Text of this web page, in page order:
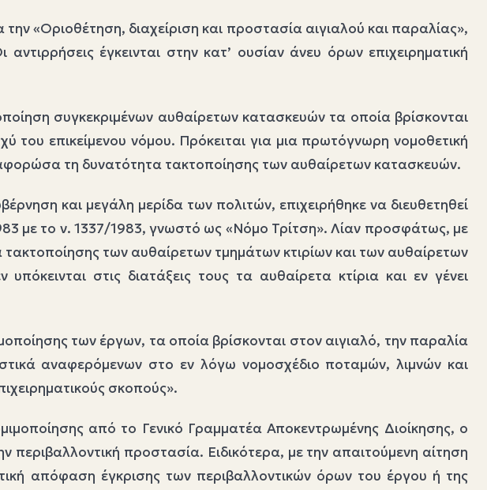
«Οριοθέτηση, διαχείριση και προστασία αιγιαλού και παραλίας»,
έγκεινται στην κατ’ ουσίαν άνευ όρων επιχειρηματική
συγκεκριμένων αυθαίρετων κατασκευών τα οποία βρίσκονται
επικείμενου νόμου. Πρόκειται για μια πρωτόγνωρη νομοθετική
τη δυνατότητα τακτοποίησης των αυθαίρετων κατασκευών.
και μεγάλη μερίδα των πολιτών, επιχειρήθηκε να διευθετηθεί
με το ν. 1337/1983, γνωστό ως «Νόμο Τρίτση». Λίαν προσφάτως, με
των αυθαίρετων τμημάτων κτιρίων και των αυθαίρετων
στις διατάξεις τους τα αυθαίρετα κτίρια και εν γένει
των έργων, τα οποία βρίσκονται στον αιγιαλό, την παραλία
αναφερόμενων στο εν λόγω νομοσχέδιο ποταμών, λιμνών και
σκοπούς».
από το Γενικό Γραμματέα Αποκεντρωμένης Διοίκησης, ο
προστασία. Ειδικότερα, με την απαιτούμενη αίτηση
απόφαση έγκρισης των περιβαλλοντικών όρων του έργου ή της